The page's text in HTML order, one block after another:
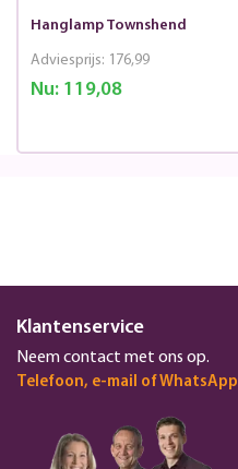
Hanglamp Townshend
Nu:119,08
Adviesprijs: 176,99
Klantenservice
Neem contact met ons op.
Telefoon, e-mail of WhatsApp